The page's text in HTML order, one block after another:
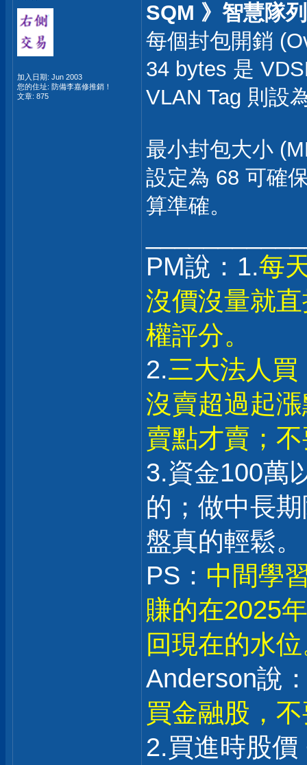
加入日期: Jun 2003
您的住址: 防備李嘉修推銷！
文章: 875
SQM 》智慧隊
每個封包開銷
34 bytes 是
VLAN Tag 則設
最小封包大小
設定為 68 可確
算準確。
PM說：1.每
沒價沒量就
權評分。
2.三大法人
沒賣超過起
賣點才賣；
3.資金100萬
的；做中長
盤真的輕鬆。
PS： 中間學
賺的在2025
回現在的水
Anderson說
買金融股，
2.買進時股